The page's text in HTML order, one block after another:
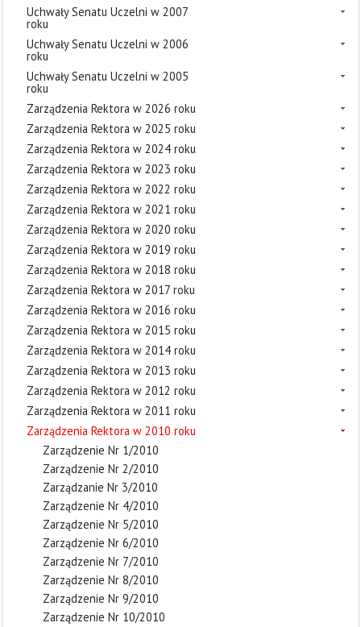
Uchwały Senatu Uczelni w 2007
roku
Uchwały Senatu Uczelni w 2006
roku
Uchwały Senatu Uczelni w 2005
roku
Zarządzenia Rektora w 2026 roku
Zarządzenia Rektora w 2025 roku
Zarządzenia Rektora w 2024 roku
Zarządzenia Rektora w 2023 roku
Zarządzenia Rektora w 2022 roku
Zarządzenia Rektora w 2021 roku
Zarządzenia Rektora w 2020 roku
Zarządzenia Rektora w 2019 roku
Zarządzenia Rektora w 2018 roku
Zarządzenia Rektora w 2017 roku
Zarządzenia Rektora w 2016 roku
Zarządzenia Rektora w 2015 roku
Zarządzenia Rektora w 2014 roku
Zarządzenia Rektora w 2013 roku
Zarządzenia Rektora w 2012 roku
Zarządzenia Rektora w 2011 roku
Zarządzenia Rektora w 2010 roku
Zarządzenie Nr 1/2010
Zarządzenie Nr 2/2010
Zarządzanie Nr 3/2010
Zarządzenie Nr 4/2010
Zarządzenie Nr 5/2010
Zarządzenie Nr 6/2010
Zarządzenie Nr 7/2010
Zarządzenie Nr 8/2010
Zarządzenie Nr 9/2010
Zarządzenie Nr 10/2010